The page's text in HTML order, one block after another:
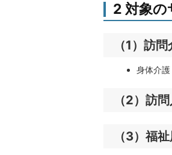
2 対象の
（1）訪
身体介
（2）訪
（3）福